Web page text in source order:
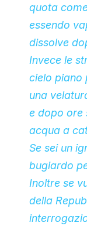
quota
essendo
dissolve
Invece le
cielo piano
una
e dopo ore
acqua a
Se sei un
bugiardo
Inoltre se
della